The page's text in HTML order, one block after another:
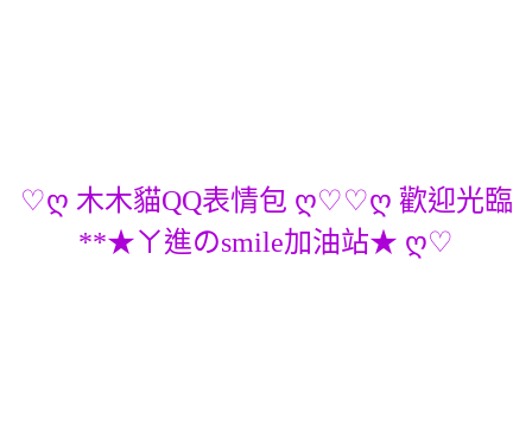
♡ღ 木木貓QQ表情包 ღ♡♡ღ 歡迎光臨
**★ㄚ進のsmile加油站★ ღ♡